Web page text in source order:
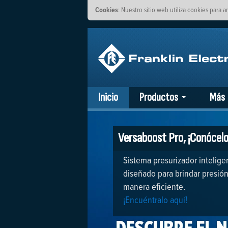
Cookies: Nuestro sitio web utiliza cookies para
Inicio Productos Más
Versaboost Pro,
Sistema presurizador
diseñado para brindar
manera eficiente.
¡Encuéntralo aquí!